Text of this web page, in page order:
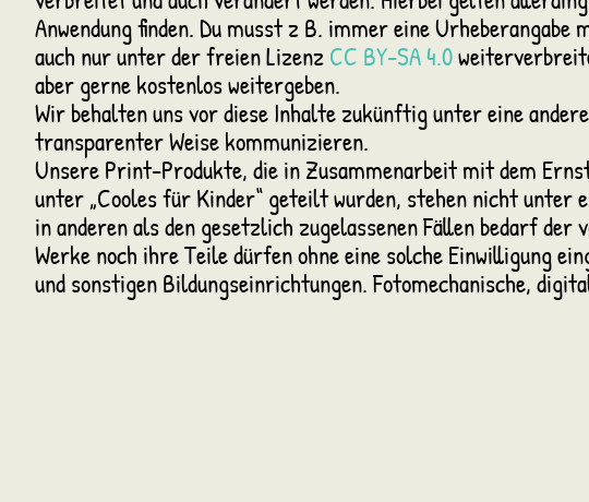
Anwendung finden. Du musst z B. immer eine
auch nur unter der freien LizenzCC BY-SA 4.0
aber gerne kostenlos weitergeben.
Wir behalten uns vor diese Inhalte zukünftig unter eine
transparenter Weise kommunizieren.
Unsere Print-Produkte, die in Zusammenarbeit mit dem
unter „Cooles für Kinder“ geteilt wurden, stehen nicht unter
in anderen als den gesetzlich zugelassenen Fällen bedarf
Werke noch ihre Teile dürfen ohne eine solche Einwilligung
und sonstigen Bildungseinrichtungen. Fotomechanische,